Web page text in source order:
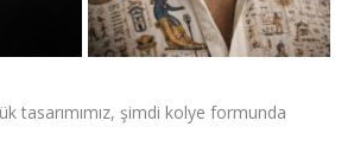
tasarımımız, şimdi kolye formunda